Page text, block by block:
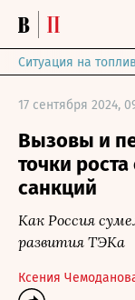
Ситуация на
17 сентября 2024,
Вызовы и
точки
санкций
Как Россия
развития ТЭКа
Ксения